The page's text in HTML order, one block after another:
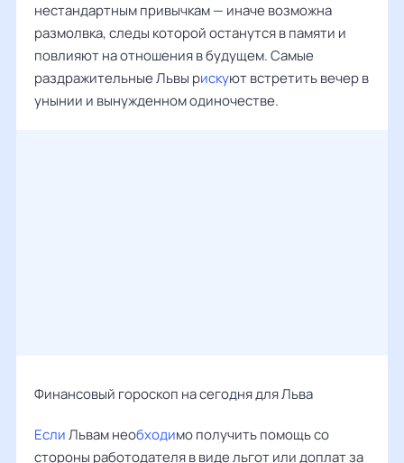
нестандартным привычкам — иначе возможна
размолвка, следы которой останутся в памяти и
повлияют на отношения в будущем. Самые
раздражительные Львы рискуют встретить вечер в
унынии и вынужденном одиночестве.
Финансовый гороскоп на сегодня для Льва
ЕслиЛьвам необходимо получить помощь со
стороны работодателя в виде льгот или доплат за